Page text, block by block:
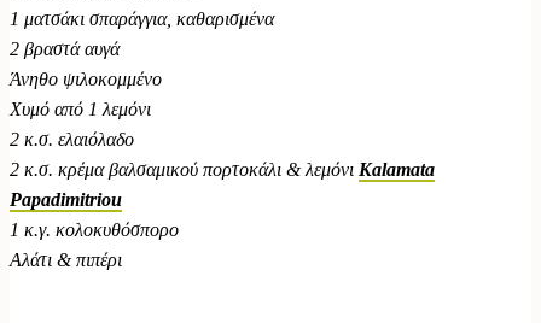
1 ματσάκι σπαράγγια, καθαρισμένα
2 βραστά αυγά
Άνηθο ψιλοκομμένο
Χυμό από 1 λεμόνι
2 κ.σ. ελαιόλαδο
2 κ.σ. κρέμα βαλσαμικού πορτοκάλι & λεμόνι Kalamata
Papadimitriou
1 κ.γ. κολοκυθόσπορο
Αλάτι & πιπέρι